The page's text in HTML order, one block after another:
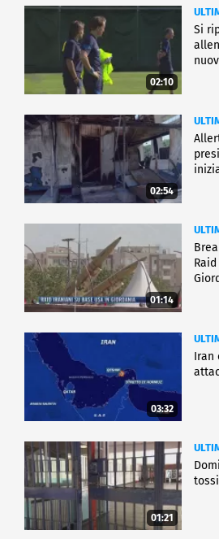
02:10
Si
02:54
01:14
03:32
Iran
01:21